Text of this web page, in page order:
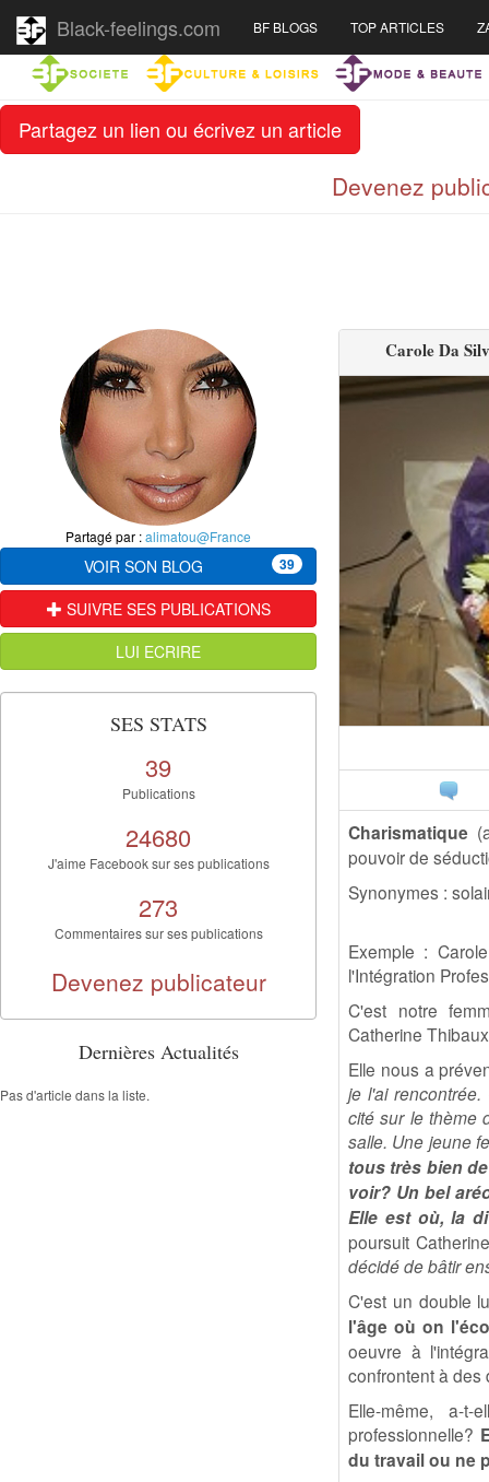
Partagez un lien ou écrivez un article
Black-feelings.com BF BLOGS TOP ARTICLES
Devenez
Carole Da
Charismatique
pouvoir de
Synonymes :
Exemple :
l'Intégration
C'est notre
Catherine
Elle nous a
je l'ai
cité sur le thème
salle. Une jeune
tous très bien
voir? Un bel
Elle est où, la
poursuit
décidé de bâtir
C'est un double
l'âge où on
oeuvre à
confrontent à des
Elle-même, a-
professionnelle?
du travail ou ne
Partagé par :alimatou@France
VOIR SON BLOG 39
SUIVRE SES PUBLICATIONS
LUI ECRIRE
SES STATS
39
Publications
24680
J'aime Facebook sur ses publications
273
Commentaires sur ses publications
Devenez publicateur
Dernières Actualités
Pas d'article dans la liste.